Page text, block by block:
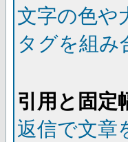
文字の色や
タグを組み
引用と固定
返信で文章